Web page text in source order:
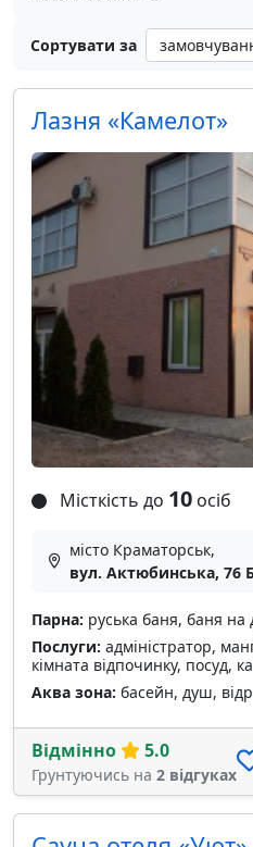
Сортувати за
Лазня «Камелот»
Місткість до 10 осіб
місто Краматорськ,
вул. Актюбинська, 76
Парна: руська баня, баня на
Послуги: адміністратор,
кімната відпочинку, посуд,
Аква зона: басейн, душ,
Відмінно 5.0
Грунтуючись на 2 відгуках